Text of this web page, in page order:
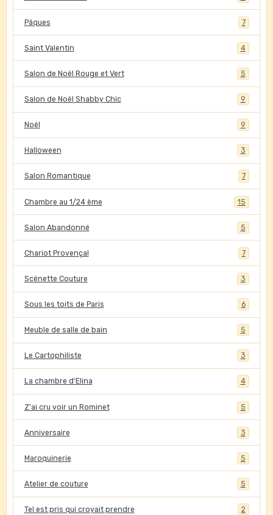
Pâques 7
Saint Valentin 4
Salon de Noël Rouge et Vert 5
Salon de Noël Shabby Chic 9
Noël 9
Halloween 3
Salon Romantique 7
Chambre au 1/24 ème 15
Salon Abandonné 5
Chariot Provençal 7
Scénette Couture 3
Sous les toits de Paris 6
Meuble de salle de bain 5
Le Cartophiliste 3
La chambre d'Elina 4
Z'ai cru voir un Rominet 5
Anniversaire 3
Maroquinerie 5
Atelier de couture 5
Tel est pris qui croyait prendre 2